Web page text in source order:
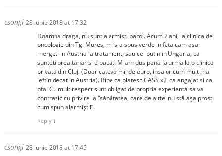
csongi 28 iunie 2018 at 17:32
Doamna draga, nu sunt alarmist, parol. Acum 2 ani, la clinica de
oncologie din Tg. Mures, mi s-a spus verde in fata cam asa:
mergeti in Austria la tratament, sau cel putin in Ungaria, ca
sunteti prea tanar si e pacat. M-am dus pana la urma la o clinica
privata din Cluj. (Doar cateva mii de euro, insa oricum mult mai
ieftin decat in Austria). Bine ca platesc CASS x2, ca angajat si ca
pfa. Cu mult respect sunt obligat de propria experienta sa va
contrazic cu privire la “sănătatea, care de altfel nu stă așa prost
cum spun alarmiștii”.
Reply ↓
csongi 28 iunie 2018 at 17:45